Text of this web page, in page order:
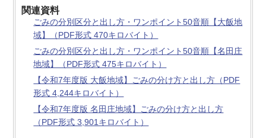
関連資料
ごみの分別区分と出し方・ワンポイント50音順【大飯地
域】（PDF形式 470キロバイト）
ごみの分別区分と出し方・ワンポイント50音順【名田庄
地域】（PDF形式 475キロバイト）
【令和7年度版 大飯地域】ごみの分け方と出し方（PDF
形式 4,244キロバイト）
【令和7年度版 名田庄地域】ごみの分け方と出し方
（PDF形式 3,901キロバイト）